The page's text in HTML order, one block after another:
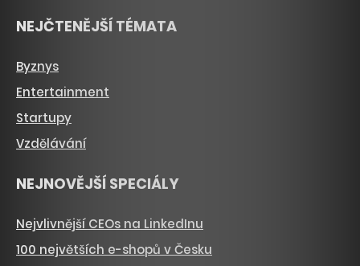
NEJČTENĚJŠÍ TÉMATA
Byznys
Entertainment
Startupy
Vzdělávání
NEJNOVĚJŠÍ SPECIÁLY
Nejvlivnější CEOs na LinkedInu
100 největších e-shopů v Česku